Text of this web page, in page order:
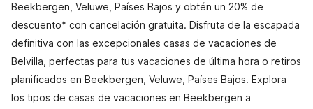
Beekbergen, Veluwe, Países Bajos y obtén un 20% de
descuento* con cancelación gratuita. Disfruta de la escapada
definitiva con las excepcionales casas de vacaciones de
Belvilla, perfectas para tus vacaciones de última hora o retiros
planificados en Beekbergen, Veluwe, Países Bajos. Explora
los tipos de casas de vacaciones en Beekbergen a